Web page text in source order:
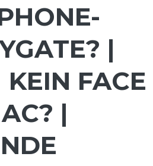
|
FACE
|